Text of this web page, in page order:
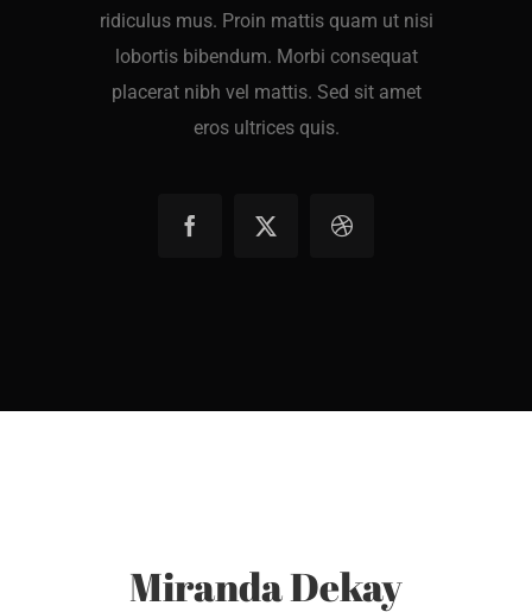
ridiculus mus. Proin mattis quam ut nisi
lobortis bibendum. Morbi consequat
placerat nibh vel mattis. Sed sit amet
eros ultrices quis.
Miranda Dekay